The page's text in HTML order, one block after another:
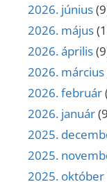
2026. június
2026. május
2026. április
2026. március
2026. február
2026. január
2025.
2025.
2025. október